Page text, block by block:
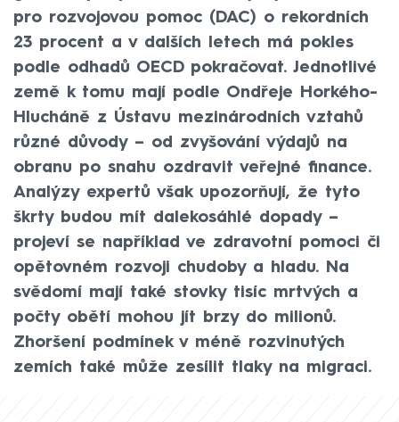
pro rozvojovou pomoc (DAC) o rekordních
23 procent a v dalších letech má pokles
podle odhadů OECD pokračovat. Jednotlivé
země k tomu mají podle Ondřeje Horkého-
Hlucháně z Ústavu mezinárodních vztahů
různé důvody – od zvyšování výdajů na
obranu po snahu ozdravit veřejné finance.
Analýzy expertů však upozorňují, že tyto
škrty budou mít dalekosáhlé dopady –
projeví se například ve zdravotní pomoci či
opětovném rozvoji chudoby a hladu. Na
svědomí mají také stovky tisíc mrtvých a
počty obětí mohou jít brzy do milionů.
Zhoršení podmínek v méně rozvinutých
zemích také může zesílit tlaky na migraci.